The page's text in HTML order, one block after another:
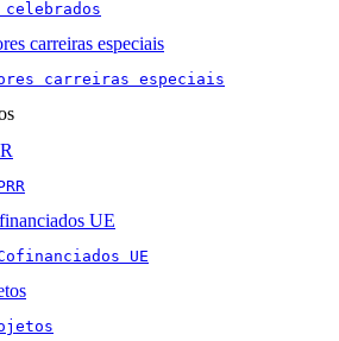
carreiras especiais
carreiras especiais
UE
UE